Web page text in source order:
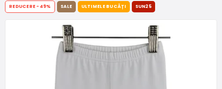
REDUCERE -49% SALE ULTIMELE BUCĂȚI SUN25